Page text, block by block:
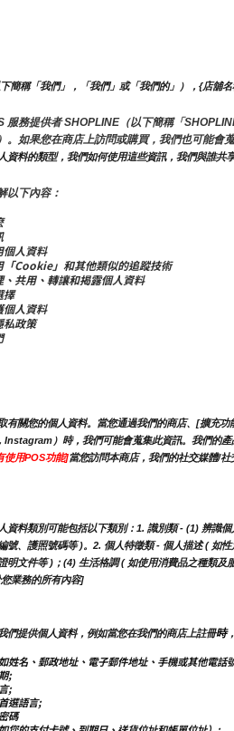
簡稱「我們」，「我們」或「我們的」），{店舖名
服務提供者 SHOPLINE（以下簡稱「
。如果您在商店上訪問或購買，我們也可能會
資料的類型，我們如何使用這些資訊，我們與誰共
以下內容：
個人資料
「Cookie」和其他類似的追蹤技術
、共用、轉讓和揭露個人資料
擇
個人資料
私政策
有關您的個人資料。當您通過我們的商店、[擴充功
）時，我們可能會蒐集此資訊。我們的
使用POS功能]當您訪問本商店，我們的社交媒體/
資料類別可能包括以下類別：1. 識別類 - (1) 辨識
號、護照號碼等 )。2. 個人特徵類 - 個人描述 ( 如
明文件等 )；(4) 生活格調 ( 如使用消費品之種類
業務的所有內容]
們提供個人資料，例如當您在我們的商店上註冊時
姓名、郵政地址、電子郵件地址、手機或其他電話
;
;
選語言;
碼